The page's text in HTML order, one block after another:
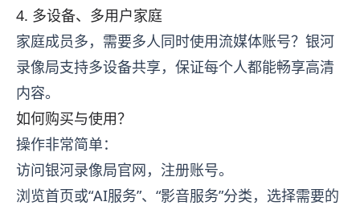
4. 多设备、多用户家庭
家庭成员多，需要多人同时使用流媒体账号？银河
录像局支持多设备共享，保证每个人都能畅享高清
内容。
如何购买与使用？
操作非常简单：
访问银河录像局官网，注册账号。
浏览首页或“AI服务”、“影音服务”分类，选择需要的